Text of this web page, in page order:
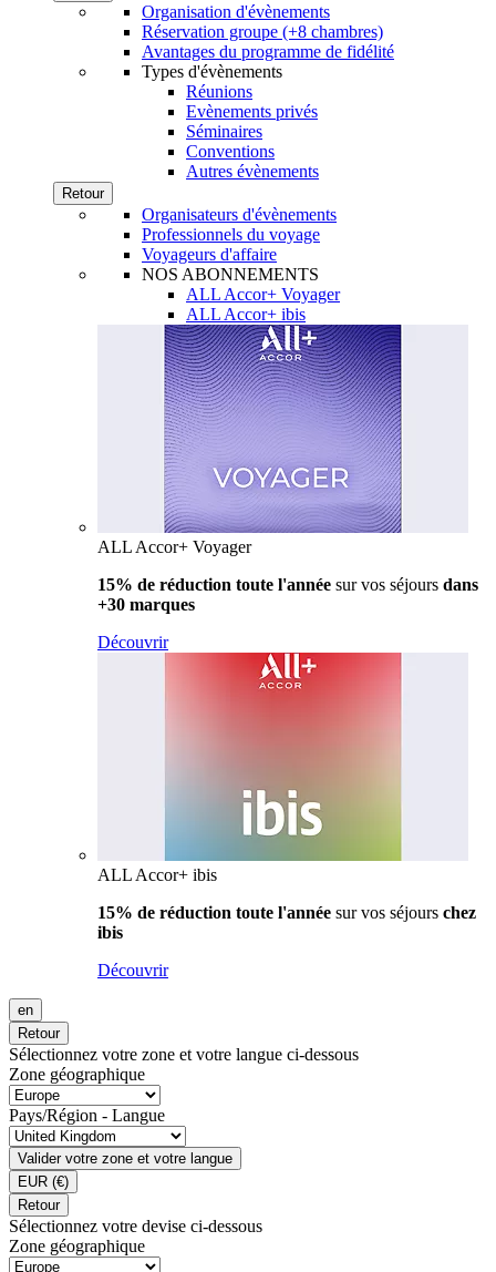
Organisation d'évènements
Réservation groupe (+8 chambres)
Avantages du programme de fidélité
Types d'évènements
Réunions
Evènements privés
Séminaires
Conventions
Autres évènements
Retour
Organisateurs d'évènements
Professionnels du voyage
Voyageurs d'affaire
NOS ABONNEMENTS
ALL Accor+ Voyager
ALL Accor+ ibis
ALL Accor+ Voyager
15% de réduction toute l'année sur vos séjours dans
+30 marques
Découvrir
ALL Accor+ ibis
15% de réduction toute l'année sur vos séjours chez
ibis
Découvrir
en
Retour
Sélectionnez votre zone et votre langue ci-dessous
Zone géographique
Pays/Région - Langue
Valider votre zone et votre langue
EUR (€)
Retour
Sélectionnez votre devise ci-dessous
Zone géographique